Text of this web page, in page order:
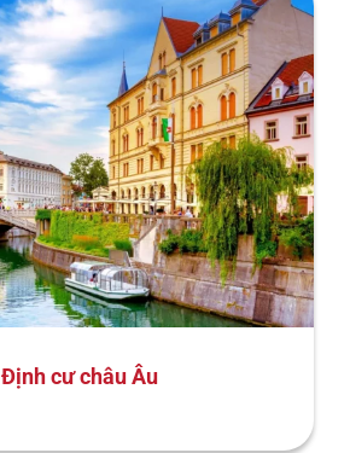
Định cư châu Âu